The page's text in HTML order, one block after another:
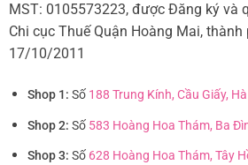
MST: 0105573223, được Đăng ký và
Chi cục Thuế Quận Hoàng Mai,
17/10/2011
Shop 1: Số 188 Trung Kính, Cầu Giấy,
Shop 2: Số 583 Hoàng Hoa Thám, Ba
Shop 3: Số 628 Hoàng Hoa Thám, Tây